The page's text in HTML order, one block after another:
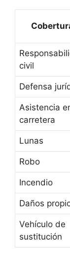
civil
Defensa
Asistencia
carretera
Lunas
Robo
Incendio
Daños
Vehículo de
sustitución